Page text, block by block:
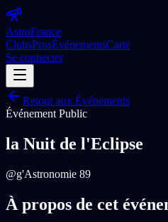
AstroFrance
ClubsProsÉvénementsCarte
Se connecter
Retour aux Événements
Événement Public
la Nuit de l'Eclipse
@g'Astronomie 89
À propos de cet